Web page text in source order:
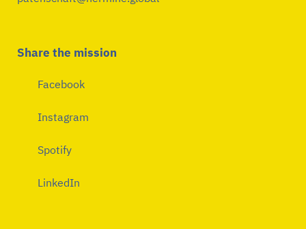
Share the mission
Facebook
Instagram
Spotify
LinkedIn